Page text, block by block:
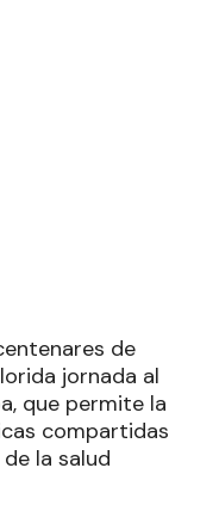
de
jornada al
que permite la
compartidas